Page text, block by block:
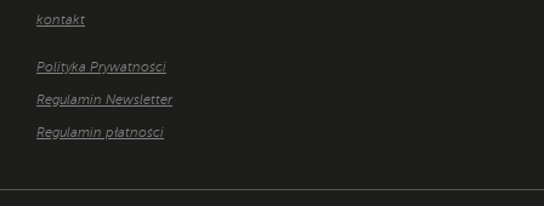
kontakt
Polityka Prywatności
Regulamin Newsletter
Regulamin płatności